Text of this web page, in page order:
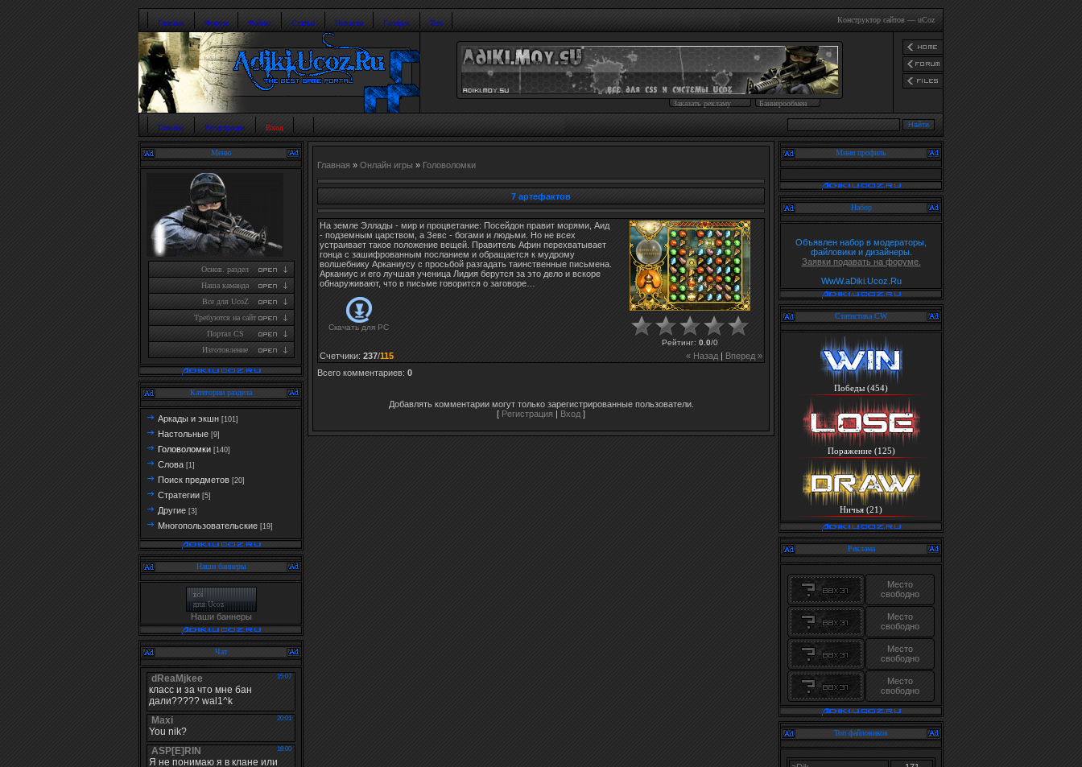
Главная Форум Файлы Статьи Новости Галерея Топ Конструктор сайтов — uCoz
Баннерообмен
Заказать рекламу
Главная Регистрация Вход
Меню
Основ. раздел
Наша каманда
Все для UcoZ
Требуются на сайт
Портал CS
Изготовление
Категории раздела
Аркады и экшн [101]
Настольные [9]
Головоломки [140]
Слова [1]
Поиск предметов [20]
Стратегии [5]
Другие [3]
Многопользовательские [19]
Наши баннеры
Наши баннеры
Чат
Главная » Онлайн игры » Головоломки
7 артефактов
На земле Эллады - мир и процветание: Посейдон правит морями, Аид
- подземным царством, а Зевс - богами и людьми. Но не всех
устраивает такое положение вещей. Правитель Афин перехватывает
гонца с зашифрованным посланием и обращается к мудрому
волшебнику Арканиусу с просьбой разгадать таинственные письмена.
Арканиус и его лучшая ученица Лидия берутся за это дело и вскоре
обнаруживают, что в письме говорится о заговоре…
Скачать для PC
Рейтинг: 0.0/0
« Назад | Вперед »
Счетчики: 237/115
Всего комментариев: 0
Добавлять комментарии могут только зарегистрированные пользователи.
[ Регистрация | Вход ]
Мини профиль
Набор
Объявлен набор в модераторы,
файловики и дизайнеры.
Заявки подавать на форуме.
WwW.aDiki.Ucoz.Ru
Статистика CW
Победы (454)
Поражение (125)
Ничья (21)
Реклама
Место
свободно
Место
свободно
Место
свободно
Место
свободно
Топ файловиков